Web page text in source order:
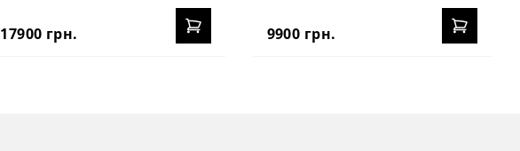
17900 грн. 9900 грн.